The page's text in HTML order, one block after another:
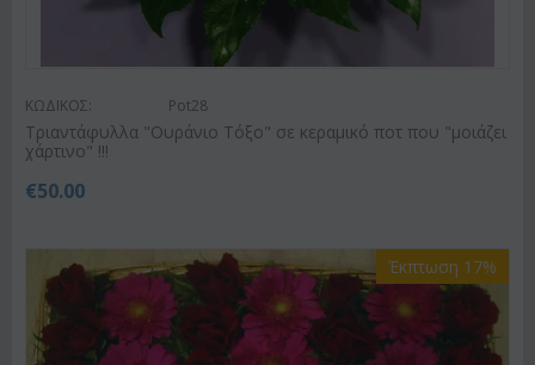
ΚΩΔΙΚΟΣ: Pot28
Tριαντάφυλλα "Ουράνιο Τόξο" σε κεραμικό ποτ που "μοιάζει
χάρτινο" !!!
€50.00
Έκπτωση 17%